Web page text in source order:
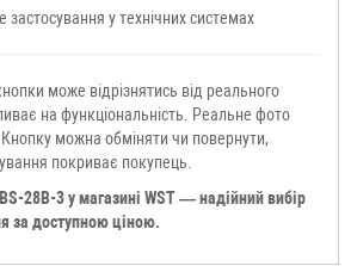
застосування у технічних системах
може відрізнятись від реального
на функціональність. Реальне фото
можна обміняти чи повернути,
покриває покупець.
28B-3 у магазині WST — надійний вибір
за доступною ціною.